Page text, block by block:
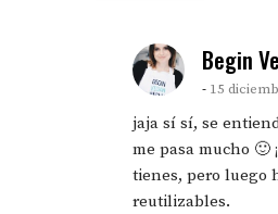
Begin
15
jaja sí sí, se
me pasa mucho 🙂
tienes, pero luego
reutilizables.